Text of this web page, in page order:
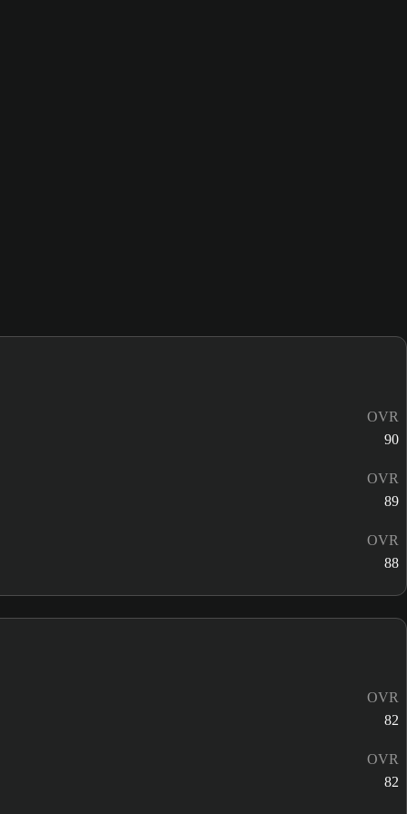
OVR
90
OVR
89
OVR
88
OVR
82
OVR
82